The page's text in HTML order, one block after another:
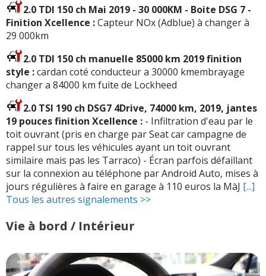
2.0 TDI 150 ch Mai 2019 - 30 000KM - Boite DSG 7 -
Finition Xcellence :Capteur NOx (Adblue) à changer à
29 000km
2.0 TDI 150 ch manuelle 85000 km 2019 finition
style :cardan coté conducteur a 30000 kmembrayage
changer a 84000 km fuite de Lockheed
2.0 TSI 190 ch DSG7 4Drive, 74000 km, 2019, jantes
19 pouces finition Xcellence : - Infiltration d'eau par le
toit ouvrant (pris en charge par Seat car campagne de
rappel sur tous les véhicules ayant un toit ouvrant
similaire mais pas les Tarraco) - Écran parfois défaillant
sur la connexion au téléphone par Android Auto, mises à
jours régulières à faire en garage à 110 euros la MàJ [...]
Tous les autres signalements >>
Vie à bord / Intérieur